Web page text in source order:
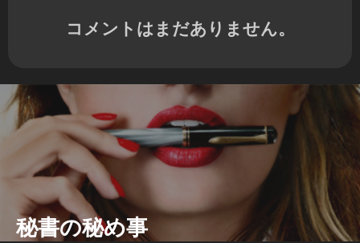
コメントはまだありません。
秘書の秘め事